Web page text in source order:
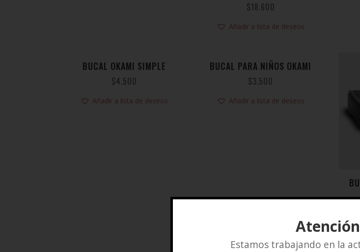
$18.600
Añadir a lista de deseos
BUCAL OKAMI SIMPLE
$4.500
Añadir a lista de deseos
BUCAL PARA NIÑOS OKAMI
$3.500
Añadir a lista de deseos
Estamos trabajando en la